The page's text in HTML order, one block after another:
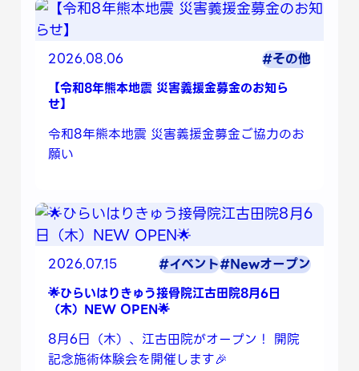
2026.08.06 #その他
【令和8年熊本地震 災害義援金募金のお知ら
せ】
令和8年熊本地震 災害義援金募金ご協力のお
願い
2026.07.15 #イベント#Newオープン
🌟ひらいはりきゅう接骨院江古田院8月6日
（木）NEW OPEN🌟
8月6日（木）、江古田院がオープン！ 開院
記念施術体験会を開催します🎉